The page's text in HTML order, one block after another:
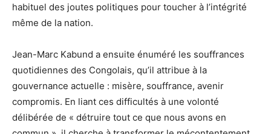
habituel des joutes politiques pour toucher à l’intégrité
même de la nation.
Jean-Marc Kabund a ensuite énuméré les souffrances
quotidiennes des Congolais, qu’il attribue à la
gouvernance actuelle : misère, souffrance, avenir
compromis. En liant ces difficultés à une volonté
délibérée de « détruire tout ce que nous avons en